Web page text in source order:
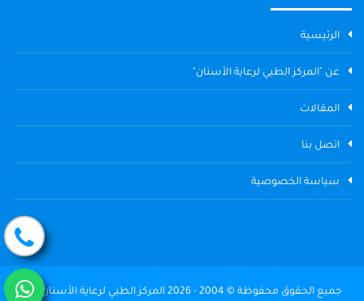
الرئيسية
عن "المركز الطبي لرعاية الأسنان"
المقالات
اتصل بنا
سياسة الخصوصية
جميع الحقوق محفوظة © 2004 - 2026 المركز الطبي لرعاية الأسنان The